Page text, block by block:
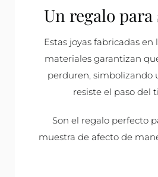
Un regalo
Estas joyas fabricadas en
materiales garantizan
perduren, simbolizando
resiste el paso del
Son el regalo perfecto
muestra de afecto de